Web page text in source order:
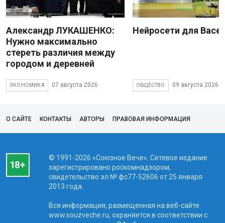
Александр ЛУКАШЕНКО:
Нужно максимально
стереть различия между
городом и деревней
ЭКОНОМИКА 07 августа 2026
Нейросети для
ОБЩЕСТВО 09 августа 2026
О САЙТЕ КОНТАКТЫ АВТОРЫ ПРАВОВАЯ ИНФОРМАЦИЯ
© 1991-2026 «Союзное Вече». Сетевое издание
зарегистрировано роскомнадзором,
свидетельство эл № фc77-52606 от 25 января
2013 года.
Вся информация, размещенная на веб-сайте
www.souzveche.ru, охраняется в соответствии с